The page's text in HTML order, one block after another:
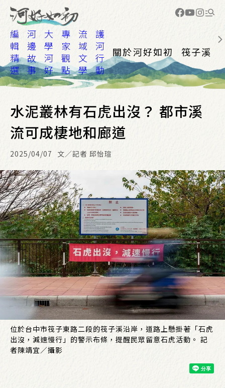
編
輯
精
選
河
邊
故
事
大
學
河
好
專
家
觀
點
流
域
文
學
護
河
行
動
關於河好如初 筏子溪
水泥叢林有石虎出沒？ 都市溪
流可成棲地和廊道
2025/04/07 文／記者 邱怡瑄
位於台中市筏子東路二段的筏子溪沿岸，道路上懸掛著「石虎
出沒，減速慢行」的警示布條，提醒民眾留意石虎活動。 記
者陳靖宜／攝影